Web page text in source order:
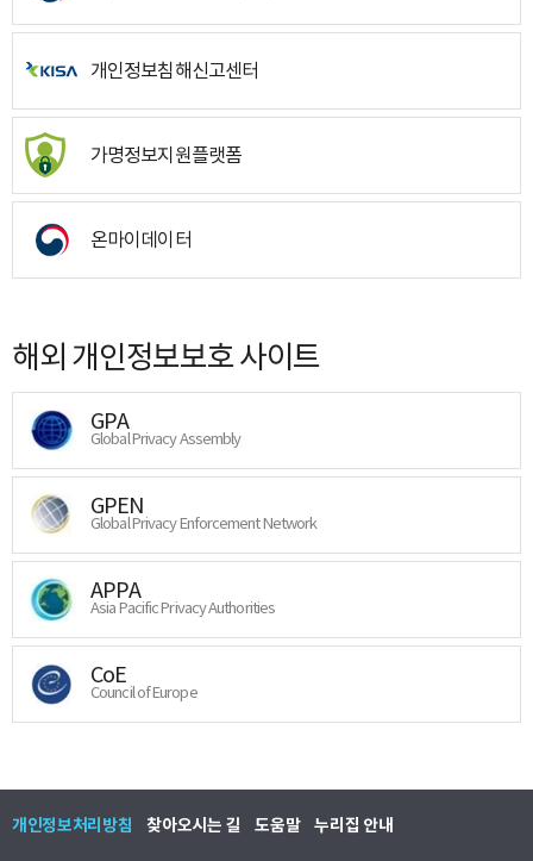
개인정보침해신고센터
가명정보지원플랫폼
온마이데이터
해외 개인정보보호 사이트
GPA
Global Privacy Assembly
GPEN
Global Privacy Enforcement Network
APPA
Asia Pacific Privacy Authorities
CoE
Council of Europe
개인정보처리방침 찾아오시는 길 도움말 누리집 안내